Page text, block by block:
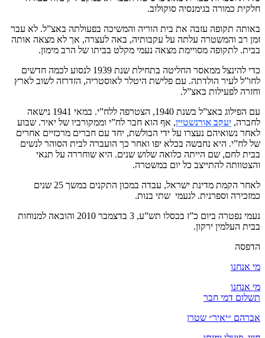
חלקית כמורה בגימנסיה סוקולוב.
באותה תקופה עזבה את בית הוריה והמשיכה בפעולתה באצ”ל. לא עבר
זמן רב והמשטרה עלתה על עקבותיה, באה לעצרה, אך לא מצאה אותה
בבית. לתקופה מסויימת מצאה נעמי מקלט בביתו של הרב מימון.
כדי להינצל ממאסר החליטה בתחילת שנת 1939 לנסוע לכמה חדשים
לחו”ל לעיר הולדתה. עם פלישת היטלר לאוסטריה, הזדרזה לשוב לארץ
וחזרה לפעילות באצ”ל.
עם הפילוג באצ”ל בשנת 1940, הצטרפה ללח”י. במאי 1941 נישאה
לחברה, יעקב אורנשטיין, אף הוא חבר לח”י וממקורביו של יאיר. שבוע
לאחר נשואיהם נעצרו על ידי הבולשת, יחד עם חברים מרכזיים אחרים
של לח”י. היא נחבשה בכלא יפו ואחר כך הועברה לבית הסוהר לנשים
בבית לחם, שם הייתה כלואה שלוש שנים. היא שוחררה על תנאי
והצטוותה להתייצב כל יום במשטרה.
לאחר הקמת מדינת ישראל, עבדה במכון התקנים במשך 25 שנים
כמזכירה וספרנית. לנעמי שתי בנות.
נעמי נפטרה ביום כ”ז בכסלו תש”ע, 3 בדצמבר 2010 והובאה למנוחות
בבית העלמין ירקון.
הדפסה
מי אנחנו
מי אנחנו
תשלום דמי חבר
אברהם ״יאיר״ שטרן